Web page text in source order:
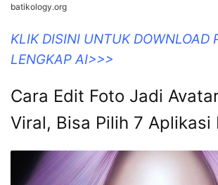
batikology.org
KLIK DISINI UNTUK DOWNLOAD
LENGKAP AI>>>
Cara Edit Foto Jadi
Viral, Bisa Pilih 7 Aplikasi